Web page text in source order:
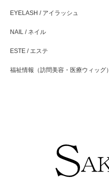
EYELASH / アイラッシュ
NAIL / ネイル
ESTE / エステ
福祉情報（訪問美容・医療ウィッグ）